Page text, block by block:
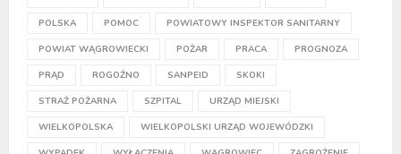
POLSKA POMOC POWIATOWY INSPEKTOR SANITARNY
POWIAT WĄGROWIECKI POŻAR PRACA PROGNOZA
PRĄD ROGOŹNO SANPEID SKOKI
STRAŻ POŻARNA SZPITAL URZĄD MIEJSKI
WIELKOPOLSKA WIELKOPOLSKI URZĄD WOJEWÓDZKI